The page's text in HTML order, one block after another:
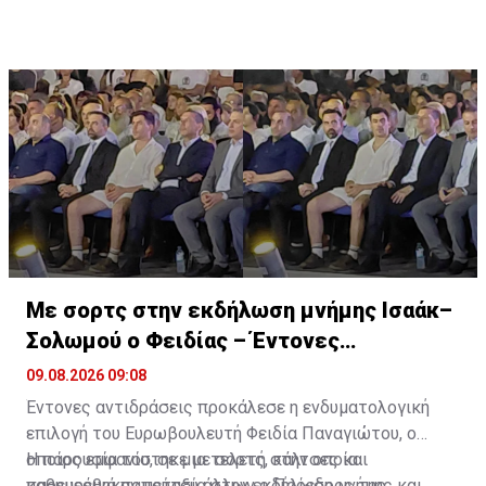
Με σορτς στην εκδήλωση μνήμης Ισαάκ–
Σολωμού ο Φειδίας – Έντονες
αντιδράσεις
09.08.2026 09:08
Έντονες αντιδράσεις προκάλεσε η ενδυματολογική
επιλογή του Ευρωβουλευτή Φειδία Παναγιώτου, ο
οποίος εμφανίστηκε με σορτς, κάλτσες και
Η παρουσία του, σε μια τελετή στην οποία